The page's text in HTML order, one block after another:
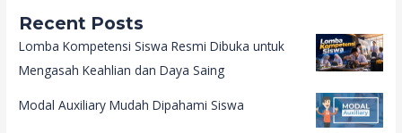
Recent Posts
Lomba Kompetensi Siswa Resmi Dibuka untuk
Mengasah Keahlian dan Daya Saing
Modal Auxiliary Mudah Dipahami Siswa